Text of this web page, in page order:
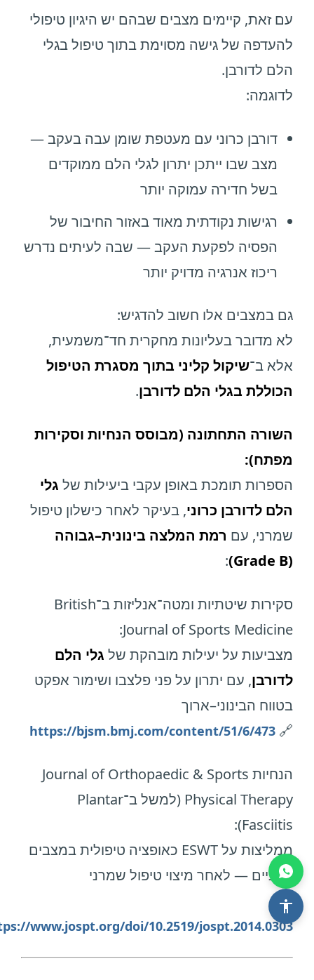
עם זאת, קיימים מצבים שבהם יש היגיון טיפולי
להעדפה של גישה מסוימת בתוך טיפול בגלי
הלם לדורבן.
לדוגמה:
דורבן כרוני עם מעטפת שומן עבה בעקב —
מצב שבו ייתכן יתרון לגלי הלם ממוקדים
בשל חדירה עמוקה יותר
רגישות נקודתית מאוד באזור החיבור של
הפסיה לפקעת העקב — שבה לעיתים נדרש
ריכוז אנרגיה מדויק יותר
גם במצבים אלו חשוב להדגיש:
לא מדובר בעליונות מחקרית חד־משמעית,
אלא ב־שיקול קליני בתוך מסגרת הטיפול
הכוללת בגלי הלם לדורבן.
השורה התחתונה (מבוסס הנחיות וסקירות
מפתח):
הספרות תומכת באופן עקבי ביעילות של גלי
הלם לדורבן כרוני, בעיקר לאחר כישלון טיפול
שמרני, עם רמת המלצה בינונית–גבוהה
(Grade B)
:
סקירות שיטתיות ומטה־אנליזות ב־British
Journal of Sports Medicine:
מצביעות על יעילות מובהקת של גלי הלם
לדורבן, עם יתרון על פני פלצבו ושימור אפקט
בטווח הבינוני–ארוך
🔗
https://bjsm.bmj.com/content/51/6/473
הנחיות Journal of Orthopaedic & Sports
Physical Therapy (למשל ב־Plantar
Fasciitis):
ממליצות על ESWT כאופציה טיפולית במצבים
כרוניים — לאחר מיצוי טיפול שמרני
🔗
www.jospt.org/doi/10.2519/jospt.2014.0303